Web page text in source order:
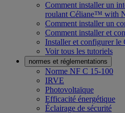
Comment installer un
roulant Céliane™ with
Comment installer un
Comment installer et
Installer et configurer le
Voir tous les tutoriels
normes et réglementations
Norme NF C 15-100
IRVE
Photovoltaïque
Efficacité énergétique
Éclairage de sécurité